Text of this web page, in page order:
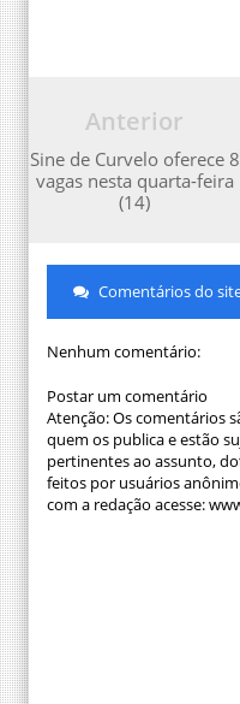
Anterior
Sine de Curvelo oferece 8
vagas nesta quarta-feira
(14)
Comentários do
Nenhum comentário:
Postar um comentário
Atenção: Os comentários
quem os publica e estão
pertinentes ao assunto,
feitos por usuários
com a redação acesse: